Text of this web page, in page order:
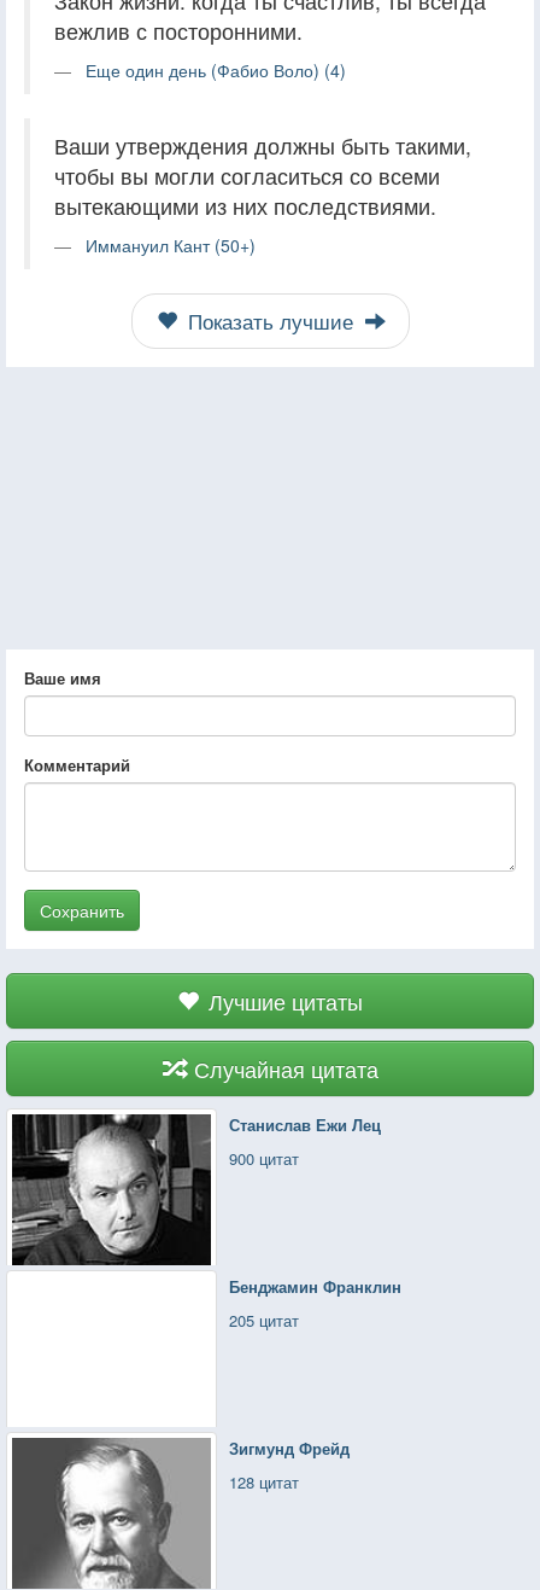
вежлив с посторонними.
Еще один день (Фабио Воло) (4)
Ваши утверждения должны быть такими,
чтобы вы могли согласиться со всеми
вытекающими из них последствиями.
Иммануил Кант (50+)
Показать лучшие
Ваше имя
Комментарий
Сохранить
Лучшие цитаты
Случайная цитата
Станислав Ежи Лец
900 цитат
Бенджамин Франклин
205 цитат
Зигмунд Фрейд
128 цитат